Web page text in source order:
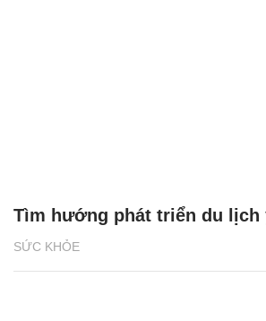
SỨC KHỎE
Tìm hướng phát triển du lịch